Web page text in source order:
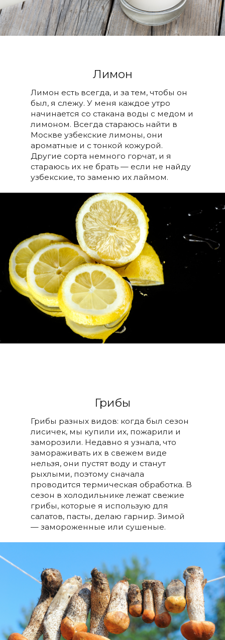
Лимон
Лимон есть всегда, и за тем, чтобы он
был, я слежу. У меня каждое утро
начинается со стакана воды с медом и
лимоном. Всегда стараюсь найти в
Москве узбекские лимоны, они
ароматные и с тонкой кожурой.
Другие сорта немного горчат, и я
стараюсь их не брать — если не найду
узбекские, то заменю их лаймом.
Грибы
Грибы разных видов: когда был сезон
лисичек, мы купили их, пожарили и
заморозили. Недавно я узнала, что
замораживать их в свежем виде
нельзя, они пустят воду и станут
рыхлыми, поэтому сначала
проводится термическая обработка. В
сезон в холодильнике лежат свежие
грибы, которые я использую для
салатов, пасты, делаю гарнир. Зимой
— замороженные или сушеные.